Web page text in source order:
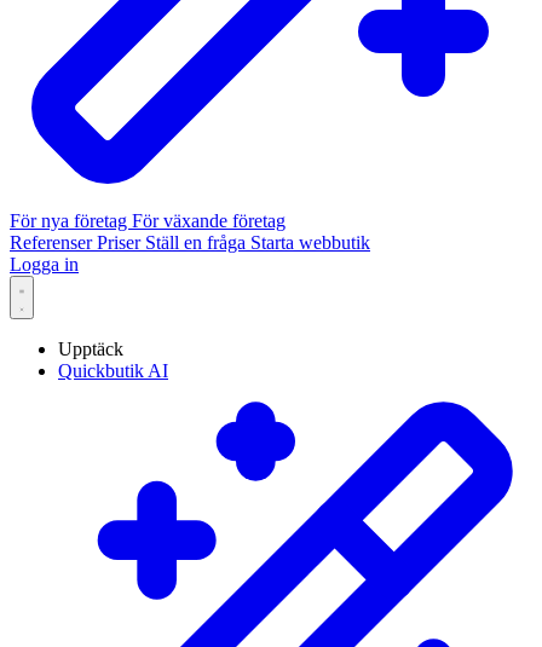
För nya företag För växande företag
ReferenserPriser Ställ en fråga Starta webbutik
Logga in
Upptäck
Quickbutik AI